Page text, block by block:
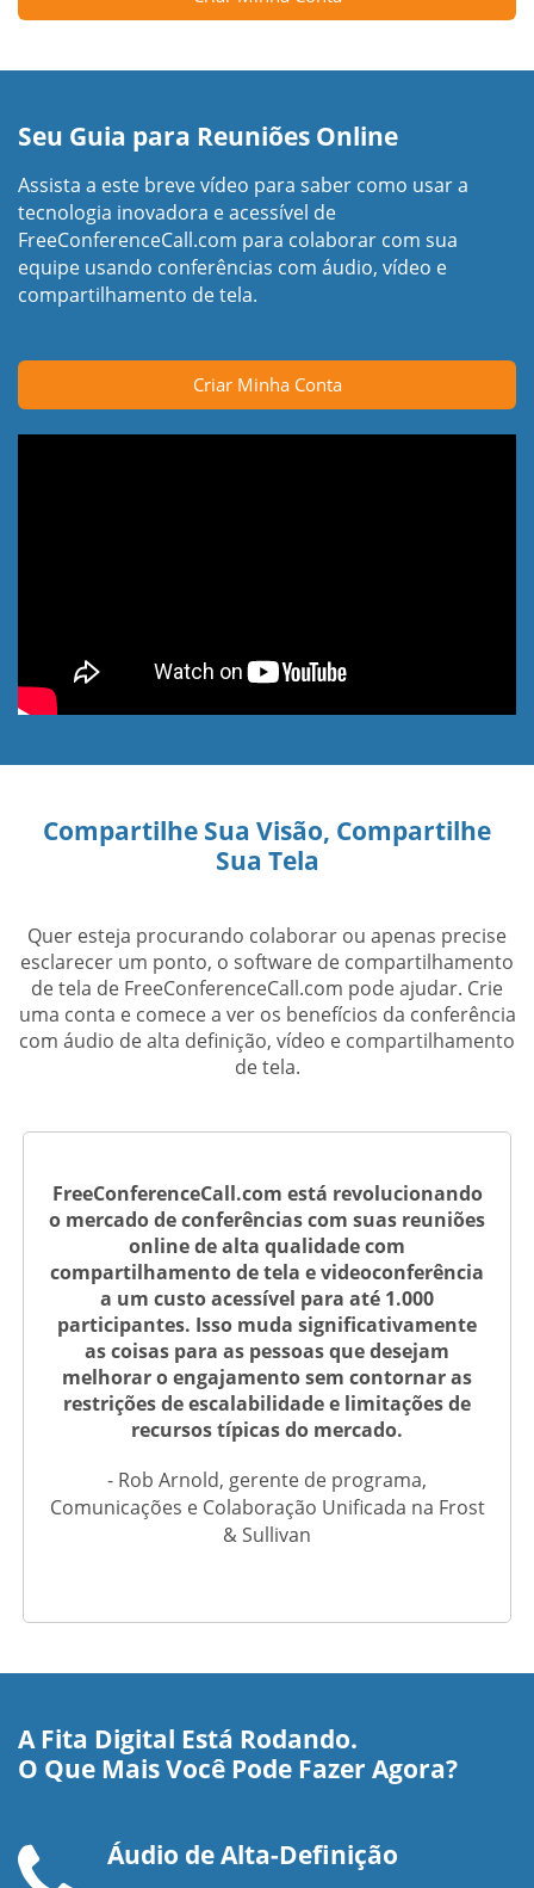
Seu Guia para Reuniões Online
Assista a este breve vídeo para saber como usar a
tecnologia inovadora e acessível de
FreeConferenceCall.com para colaborar com sua
equipe usando conferências com áudio, vídeo e
compartilhamento de tela.
Criar Minha Conta
Compartilhe Sua Visão, Compartilhe
Sua Tela
Quer esteja procurando colaborar ou apenas precise
esclarecer um ponto, o software de compartilhamento
de tela de FreeConferenceCall.com pode ajudar. Crie
uma conta e comece a ver os benefícios da conferência
com áudio de alta definição, vídeo e compartilhamento
de tela.
FreeConferenceCall.com está revolucionando
o mercado de conferências com suas reuniões
online de alta qualidade com
compartilhamento de tela e videoconferência
a um custo acessível para até 1.000
participantes. Isso muda significativamente
as coisas para as pessoas que desejam
melhorar o engajamento sem contornar as
restrições de escalabilidade e limitações de
recursos típicas do mercado.
- Rob Arnold, gerente de programa,
Comunicações e Colaboração Unificada na Frost
& Sullivan
A Fita Digital Está Rodando.
O Que Mais Você Pode Fazer Agora?
Áudio de Alta-Definição